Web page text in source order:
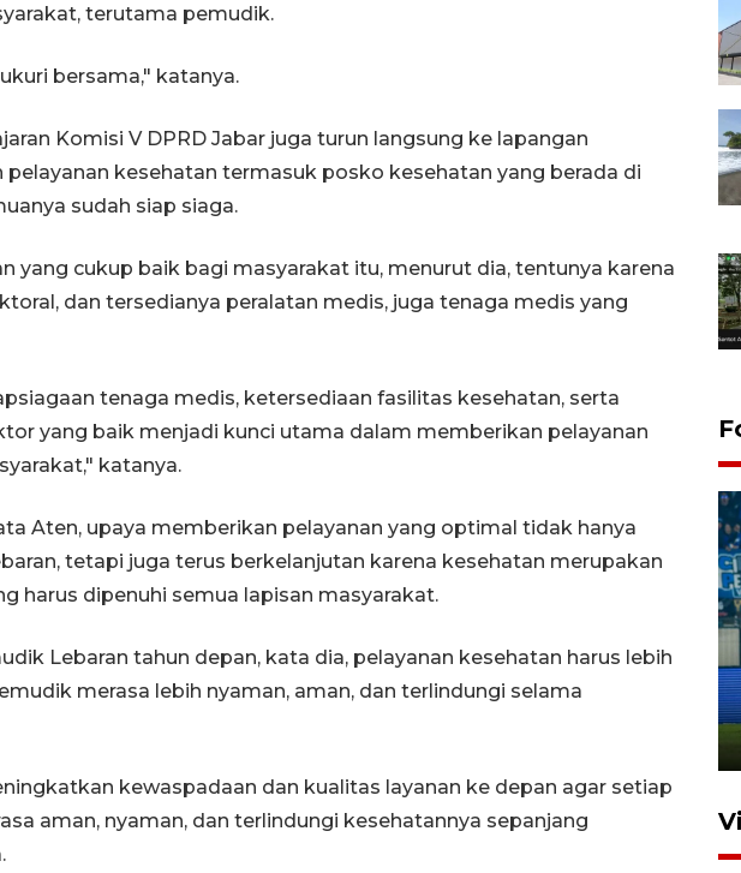
terutama pemudik.
bersama," katanya.
Komisi V DPRD Jabar juga turun langsung ke lapangan
pelayanan kesehatan termasuk posko kesehatan yang berada di
sudah siap siaga.
yang cukup baik bagi masyarakat itu, menurut dia, tentunya karena
dan tersedianya peralatan medis, juga tenaga medis yang
tenaga medis, ketersediaan fasilitas kesehatan, serta
yang baik menjadi kunci utama dalam memberikan pelayanan
katanya.
Aten, upaya memberikan pelayanan yang optimal tidak hanya
tetapi juga terus berkelanjutan karena kesehatan merupakan
harus dipenuhi semua lapisan masyarakat.
Lebaran tahun depan, kata dia, pelayanan kesehatan harus lebih
merasa lebih nyaman, aman, dan terlindungi selama
kewaspadaan dan kualitas layanan ke depan agar setiap
aman, nyaman, dan terlindungi kesehatannya sepanjang
Penutupan latihan bela negara
dan manajerial SPPI di
Balikpapan